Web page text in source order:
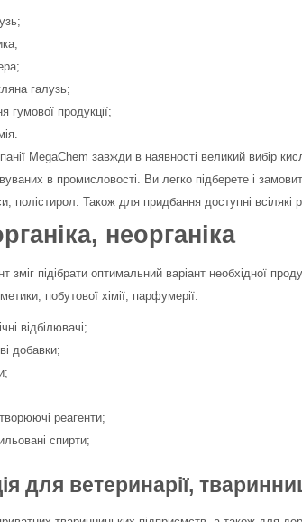
галузь;
гумової продукції;
MegaChem завжди в наявності великий вибір
в промисловості. Ви легко підберете і
полістирол. Також для придбання доступні
неорганіка
зміг підібрати оптимальний варіант необхідної
побутової хімії, парфумерії:
відбілювачі;
добавки;
реагенти;
спирти;
для ветеринарії,